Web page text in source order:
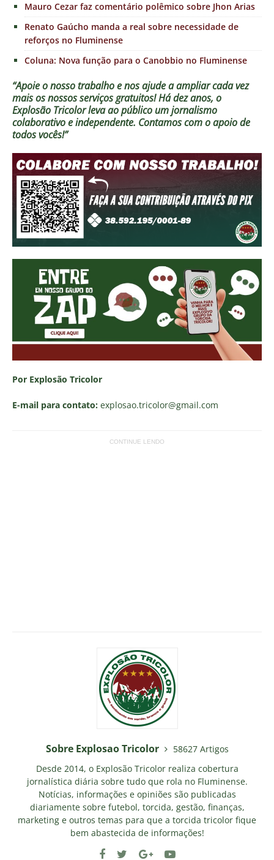
Mauro Cezar faz comentário polêmico sobre Jhon Arias
Renato Gaúcho manda a real sobre necessidade de
reforços no Fluminense
Coluna: Nova função para o Canobbio no Fluminense
“Apoie o nosso trabalho e nos ajude a ampliar cada vez
mais os nossos serviços gratuitos!Há dez anos, o
Explosão Tricolor leva ao público um jornalismo
colaborativo e independente. Contamos com o apoio de
todos vocês!”
Por Explosão Tricolor
E-mail para contato: explosao.tricolor@gmail.com
CONTINUE LENDO
Sobre Explosao Tricolor
58627 Artigos
Desde 2014, o Explosão Tricolor realiza cobertura
jornalística diária sobre tudo que rola no Fluminense.
Notícias, informações e opiniões são publicadas
diariamente sobre futebol, torcida, gestão, finanças,
marketing e outros temas para que a torcida tricolor fique
bem abastecida de informações!